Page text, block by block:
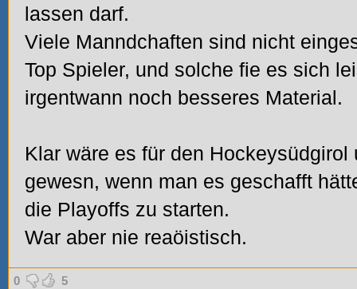
lassen darf.
Viele Manndchaften sind nicht
Top Spieler, und solche fie es sich
irgentwann noch besseres Material.
Klar wäre es für den
gewesn, wenn man es geschafft
die Playoffs zu starten.
War aber nie reaöistisch.
0 5